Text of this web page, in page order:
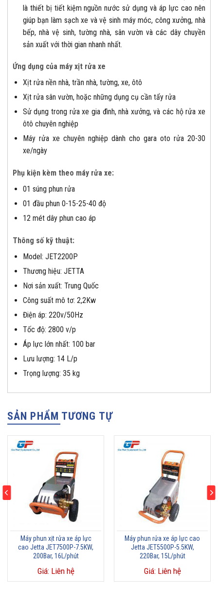
là thiết bị tiết kiệm nguồn nước sử dụng và áp lực cao nên
giúp bạn làm sạch xe và vệ sinh máy móc, công xưởng, nhà
bếp, nhà vệ sinh, tường nhà, sân vườn và các dây chuyền
sản xuất với thời gian nhanh nhất.
Ứng dụng của máy xịt rửa xe
Xịt rửa nền nhà, trần nhà, tường, xe, ôtô
Xịt rửa sân vườn, hoặc những dụng cụ cần tẩy rửa
Sử dụng trong rửa xe gia đình, nhà xưởng, và các hộ rửa xe
ôtô chuyên nghiệp
Máy rửa xe chuyên nghiệp dành cho gara oto rửa 20-30
xe/ngày
Phụ kiện kèm theo máy rửa xe:
01 súng phun rửa
01 đầu phun 0-15-25-40 độ
12 mét dây phun cao áp
Thông số kỹ thuật:
Model: JET2200P
Thương hiệu: JETTA
Nơi sản xuất: Trung Quốc
Công suất mô tơ: 2,2Kw
Điện áp: 220v/50Hz
Tốc độ: 2800 v/p
Áp lực lớn nhất: 100 bar
Lưu lượng: 14 L/p
Trọng lượng: 35 kg
SẢN PHẨM TƯƠNG TỰ
Máy phun xịt rửa xe áp lực
cao Jetta JET7500P-7.5KW,
200Bar, 16L/phút
Giá: Liên hệ
Máy phun rửa xe áp lực cao
Jetta JET5500P-5.5KW,
220Bar, 15L/phút
Giá: Liên hệ